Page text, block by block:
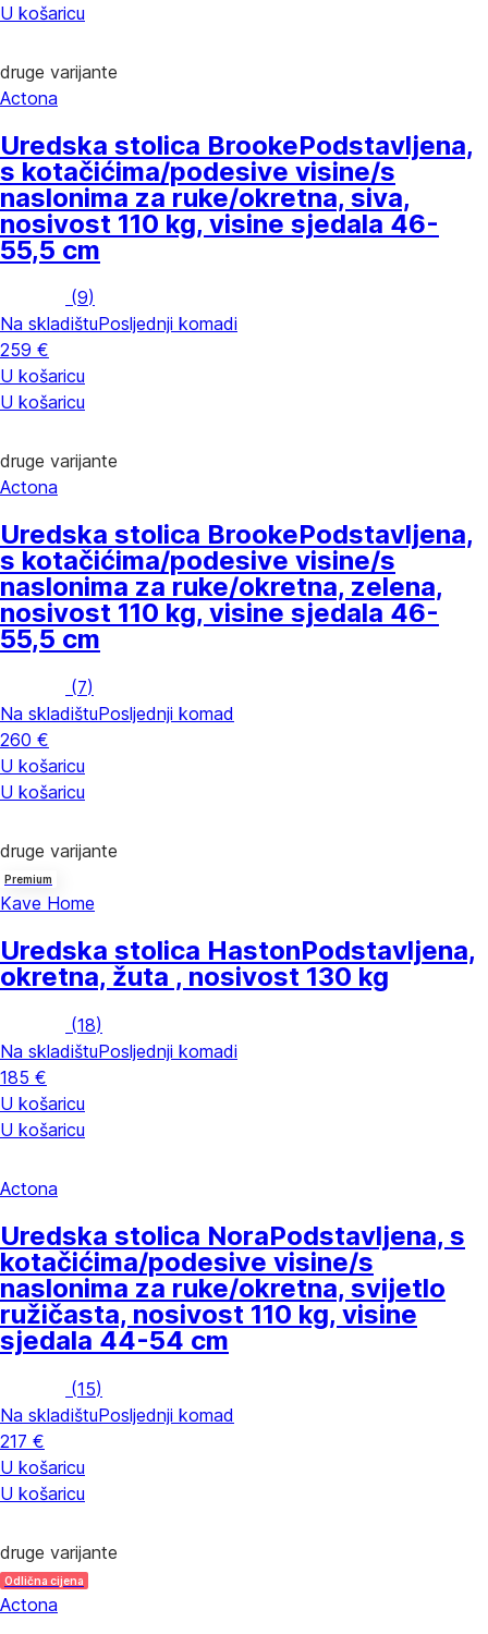
U košaricu
druge varijante
Actona
Uredska stolica BrookePodstavljena,
s kotačićima/podesive visine/s
naslonima za ruke/okretna, siva,
nosivost 110 kg, visine sjedala 46-
55,5 cm
(9)
Na skladištuPosljednji komadi
259 €
U košaricu
U košaricu
druge varijante
Actona
Uredska stolica BrookePodstavljena,
s kotačićima/podesive visine/s
naslonima za ruke/okretna, zelena,
nosivost 110 kg, visine sjedala 46-
55,5 cm
(7)
Na skladištuPosljednji komad
260 €
U košaricu
U košaricu
druge varijante
Premium
Kave Home
Uredska stolica HastonPodstavljena,
okretna, žuta , nosivost 130 kg
(18)
Na skladištuPosljednji komadi
185 €
U košaricu
U košaricu
Actona
Uredska stolica NoraPodstavljena, s
kotačićima/podesive visine/s
naslonima za ruke/okretna, svijetlo
ružičasta, nosivost 110 kg, visine
sjedala 44-54 cm
(15)
Na skladištuPosljednji komad
217 €
U košaricu
U košaricu
druge varijante
Odlična cijena
Actona